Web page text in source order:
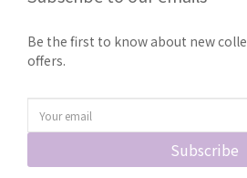
Be the first to know about new
offers.
Subscribe